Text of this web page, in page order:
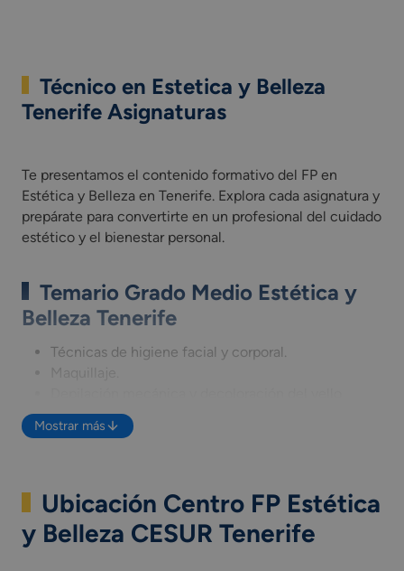
Técnico en Estetica y Belleza
Tenerife Asignaturas
Te presentamos el contenido formativo del FP en
Estética y Belleza en Tenerife. Explora cada asignatura y
prepárate para convertirte en un profesional del cuidado
estético y el bienestar personal.
Temario Grado Medio Estética y
Belleza Tenerife
Técnicas de higiene facial y corporal.
Estética de manos y pies.
Técnicas de uñas artificiales.
Imagen corporal y hábitos saludables.
Cosmetología para Estética y Belleza.
Perfumería cosmética natural.
Mostrar más
Ubicación Centro FP Estética
y Belleza CESUR Tenerife